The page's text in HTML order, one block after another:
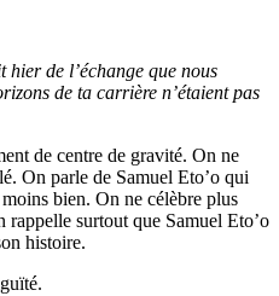
hier de l’échange que nous
de ta carrière n’étaient pas
de centre de gravité. On ne
On parle de Samuel Eto’o qui
bien. On ne célèbre plus
rappelle surtout que Samuel Eto’o
histoire.